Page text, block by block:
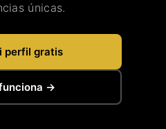
únicas.
perfil gratis
→